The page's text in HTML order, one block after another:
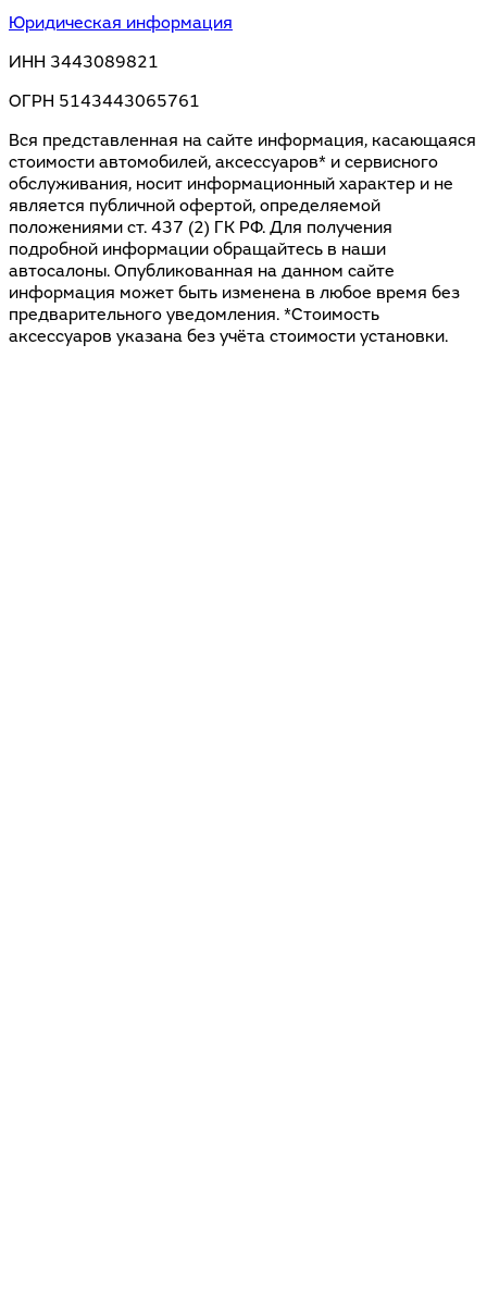
Юридическая информация
ИНН 3443089821
ОГРН 5143443065761
Вся представленная на сайте информация, касающаяся
стоимости автомобилей, аксессуаров* и сервисного
обслуживания, носит информационный характер и не
является публичной офертой, определяемой
положениями ст. 437 (2) ГК РФ. Для получения
подробной информации обращайтесь в наши
автосалоны. Опубликованная на данном сайте
информация может быть изменена в любое время без
предварительного уведомления. *Стоимость
аксессуаров указана без учёта стоимости установки.